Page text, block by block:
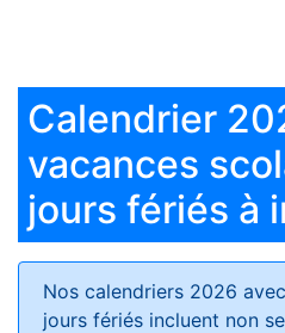
Calendrier
vacances
jours fériés à
Nos calendriers 2026
jours fériés incluent non